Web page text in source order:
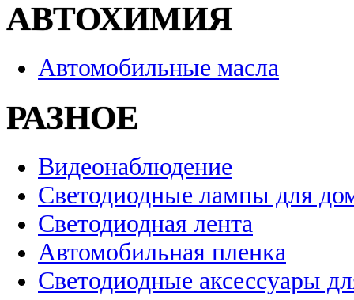
АВТОХИМИЯ
Автомобильные масла
РАЗНОЕ
Видеонаблюдение
Светодиодные лампы для
Светодиодная лента
Автомобильная пленка
Светодиодные аксессуары